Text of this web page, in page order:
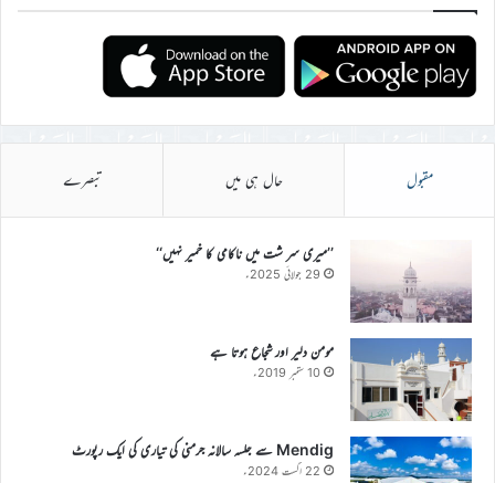
مقبول حال ہی میں تبصرے
’’میری سر شت میں ناکامی کا خمیر نہیں‘‘
29 جولائی 2025ء
مومن دلیر اور شجاع ہوتا ہے
10 ستمبر 2019ء
Mendig سے جلسہ سالانہ جرمنی کی تیاری کی ایک رپورٹ
22 اگست 2024ء